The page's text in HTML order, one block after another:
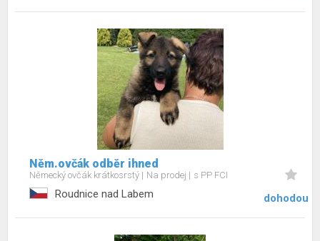
Něm.ovčák odběr ihned
Německý ovčák krátkosrstý Na prodej s PP FCI
Roudnice nad Labem dohodou